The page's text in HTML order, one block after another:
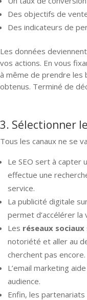
Des objectifs de
Des indicateurs de
Les données
vos actions. En vous
à même de prendre les
obtenus. Terminé de
3. Sélectionner
Tous les canaux ne se
Le SEO sert à capter
effectue une
service.
La publicité digitale
permet d’accélérer la
Les réseaux sociaux
notoriété et aller au
cherchent pas encore.
L’email marketing
audience.
Enfin, les